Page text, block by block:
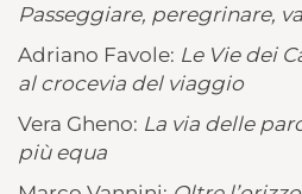
Passeggiare, peregrinare,
Adriano Favole: Le Vie dei
al crocevia del viaggio
Vera Gheno: La via delle
più equa